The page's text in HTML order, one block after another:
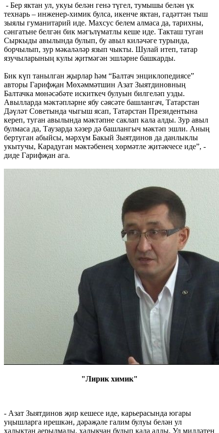
- Бер яктан ул, укуы белән генә түгел, тумышы белән үк
технарь – инженер-химик булса, икенче яктан, гадәттән тыш
зыялы гуманитарий иде. Махсус белем алмаса да, тарихны,
сәнгатьне белгән бик мәгълүматлы кеше иде. Такташ туган
Сыркыды авылында булып, бу авыл киләчәге турында,
борчылып, зур мәкаләләр язып чыкты. Шулай итеп, татар
язучыларының кулы җитмәгән эшләрне башкарды.
Бик күп танылган җырлар һәм “Балтач энциклопедиясе”
авторы Гарифҗан Мөхәммәтшин Азат Зыятдиновның
Балтачка мөнәсәбәте искиткеч булуын билгеләп узды.
Авылларда мәктәпләрне ябу сәясәте башлангач, Татарстан
Дәүләт Советында чыгыш ясап, Татарстан Президентына
кереп, туган авылында мәктәпне саклап кала алды. Зур авыл
булмаса да, Таузарда хәзер дә башлангыч мәктәп эшли. Аның
бертуган абыйсы, мәрхүм Бакый Зыятдинов да данлыклы
укытучы, Карадуган мәктәбенең хөрмәтле җитәкчесе иде”, -
диде Гарифҗан ага.
"Лирик химик"
- Азат Зыятдинов җир кешесе иде, карьерасында югары
уңышларга ирешкән, дәрәҗәле галим булуы белән ул
халыктан аерылмады, халыкчан булып кала алды. Ул милләтен